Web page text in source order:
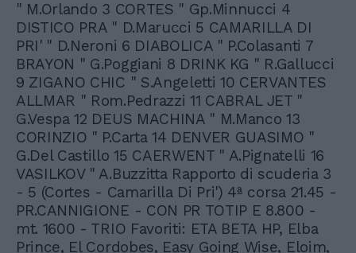
" M.Orlando 3 CORTES " Gp.Minnucci 4
DISTICO PRA " D.Marucci 5 CAMARILLA DI
PRI' " D.Neroni 6 DIABOLICA " P.Colasanti 7
BRAYON " G.Poggiani 8 DRINK KG " R.Gallucci
9 ZIGANO CHIC " S.Angeletti 10 CERVANTES
ALLMAR " Rom.Pedrazzi 11 CABRAL JET "
G.Vespa 12 DEUS MACHINA " M.Manco 13
CORINZIO " P.Carta 14 DENVER GUASIMO "
G.Del Castillo 15 CAERWENT " A.Pignatelli 16
VASILKOV " A.Buzzitta Rapporto di scuderia 3
- 5 (Cortes - Camarilla Di Pri') 4ª corsa 21.45 -
PR.CANNIGIONE - CON PR TOTIP E 8.800 -
mt. 1600 - TRIO Favoriti: ETA BETA HP, Elba
Prince, El Cordobes, Easy Going Wise, Eloim,